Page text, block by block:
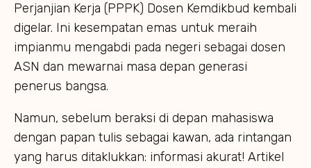
Perjanjian Kerja (PPPK) Dosen Kemdikbud kembali
digelar. Ini kesempatan emas untuk meraih
impianmu mengabdi pada negeri sebagai dosen
ASN dan mewarnai masa depan generasi
penerus bangsa.
Namun, sebelum beraksi di depan mahasiswa
dengan papan tulis sebagai kawan, ada rintangan
yang harus ditaklukkan: informasi akurat! Artikel